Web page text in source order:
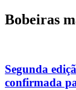
Bobeiras
Segunda
confirmada